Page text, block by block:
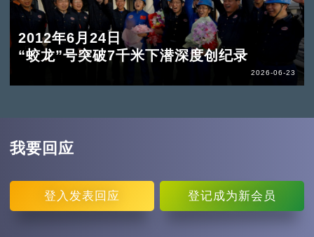
2012年6月24日
“蛟龙”号突破7千米下潜深度创纪录
2026-06-23
我要回应
登入 发表回应 登记成为新会员